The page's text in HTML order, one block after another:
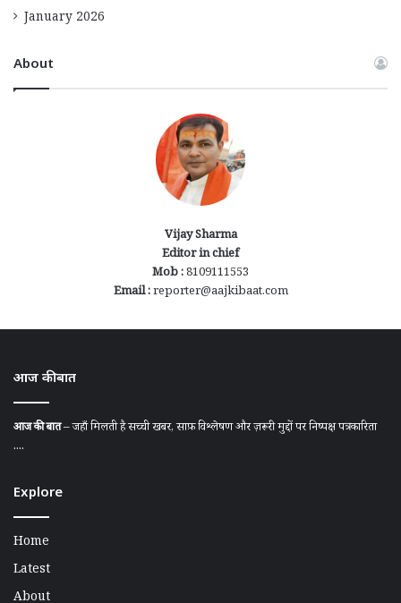
January 2026
About
Vijay Sharma
Editor in chief
Mob :8109111553
Email :reporter@aajkibaat.com
आज की बात
आज की बात– जहाँ मिलती है सच्ची खबर, साफ़ विश्लेषण और ज़रूरी मुद्दों पर निष्पक्ष पत्रकारिता
....
Explore
Home
Latest
About